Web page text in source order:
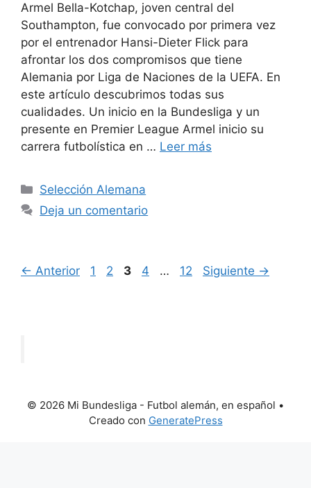
Armel Bella-Kotchap, joven central del
Southampton, fue convocado por primera vez
por el entrenador Hansi-Dieter Flick para
afrontar los dos compromisos que tiene
Alemania por Liga de Naciones de la UEFA. En
este artículo descubrimos todas sus
cualidades. Un inicio en la Bundesliga y un
presente en Premier League Armel inicio su
carrera futbolística en … Leer más
Categorías
Selección Alemana
Deja un comentario
← Anterior Página
1 Página
2 Página
3 Página
4 … Página
12 Siguiente →
© 2026 Mi Bundesliga - Futbol alemán, en español •
Creado con GeneratePress